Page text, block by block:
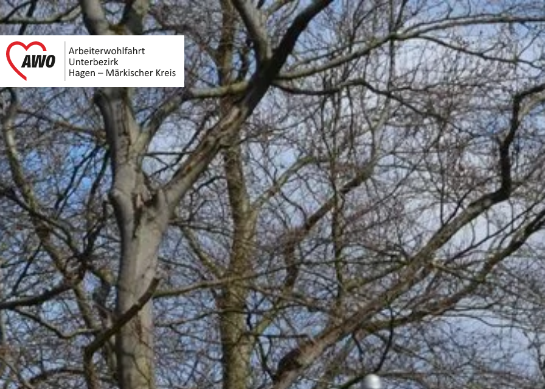
AWO Unterbezirk Hagen -
Link zu Home